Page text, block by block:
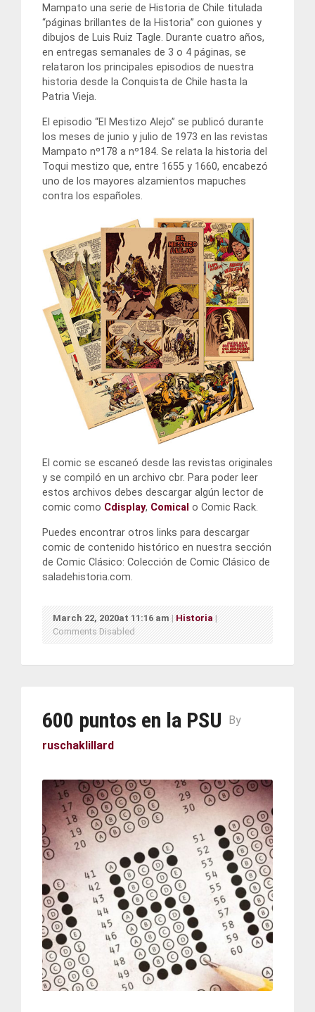
Mampato una serie de Historia de Chile titulada
“páginas brillantes de la Historia” con guiones y
dibujos de Luis Ruiz Tagle. Durante cuatro años,
en entregas semanales de 3 o 4 páginas, se
relataron los principales episodios de nuestra
historia desde la Conquista de Chile hasta la
Patria Vieja.
El episodio “El Mestizo Alejo” se publicó durante
los meses de junio y julio de 1973 en las revistas
Mampato nº178 a nº184. Se relata la historia del
Toqui mestizo que, entre 1655 y 1660, encabezó
uno de los mayores alzamientos mapuches
contra los españoles.
El comic se escaneó desde las revistas originales
y se compiló en un archivo cbr. Para poder leer
estos archivos debes descargar algún lector de
comic como Cdisplay, Comical o Comic Rack.
Puedes encontrar otros links para descargar
comic de contenido histórico en nuestra sección
de Comic Clásico: Colección de Comic Clásico de
saladehistoria.com.
March 22, 2020at 11:16 am | Historia |
Comments Disabled
600 puntos en la PSU
By
ruschaklillard